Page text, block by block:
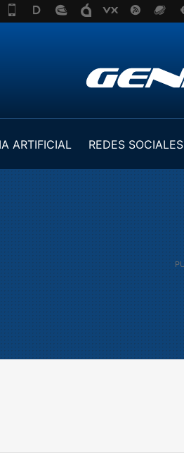
ARTIFICIAL REDES SOCIALES